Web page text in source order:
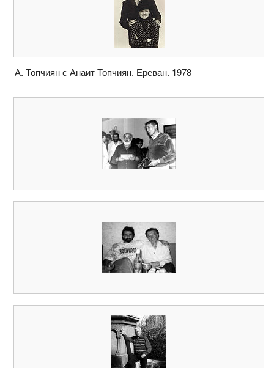
А. Топчиян с Анаит Топчиян. Ереван. 1978